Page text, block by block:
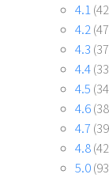
4.1
4.2
4.3
4.4
4.5
4.6
4.7
4.8
5.0